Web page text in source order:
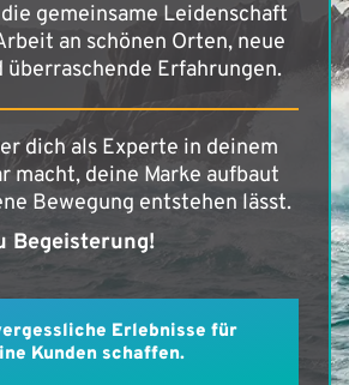
gemeinsame Leidenschaft
an schönen Orten, neue
überraschende Erfahrungen.
dich als Experte in deinem
macht, deine Marke aufbaut
Bewegung entstehen lässt.
Begeisterung!
Erlebnisse für
Kunden schaffen.